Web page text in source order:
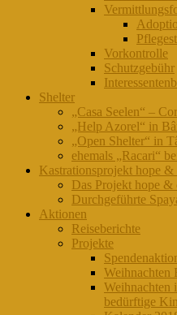
Vorkontrolle
Schutzgebühr
Shelter
„Casa Seelen“ –
„Help Azorel“ in
„Open Shelter“ in
ehemals „Racari“
Kastrationsprojekt hope &
Das Projekt hope &
Durchgeführte
Aktionen
Reiseberichte
Projekte
Weihnachten
Weihnachten
bedürftige